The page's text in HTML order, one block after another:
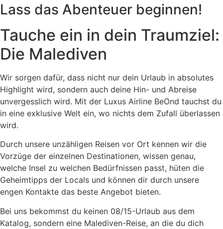
Lass das Abenteuer beginnen!
Tauche ein in dein Traumziel:
Die Malediven
Wir sorgen dafür, dass nicht nur dein Urlaub in absolutes
Highlight wird, sondern auch deine Hin- und Abreise
unvergesslich wird. Mit der Luxus Airline BeOnd tauchst du
in eine exklusive Welt ein, wo nichts dem Zufall überlassen
wird.
Durch unsere unzähligen Reisen vor Ort kennen wir die
Vorzüge der einzelnen Destinationen, wissen genau,
welche Insel zu welchen Bedürfnissen passt, hüten die
Geheimtipps der Locals und können dir durch unsere
engen Kontakte das beste Angebot bieten.
Bei uns bekommst du keinen 08/15-Urlaub aus dem
Katalog, sondern eine Malediven-Reise, an die du dich